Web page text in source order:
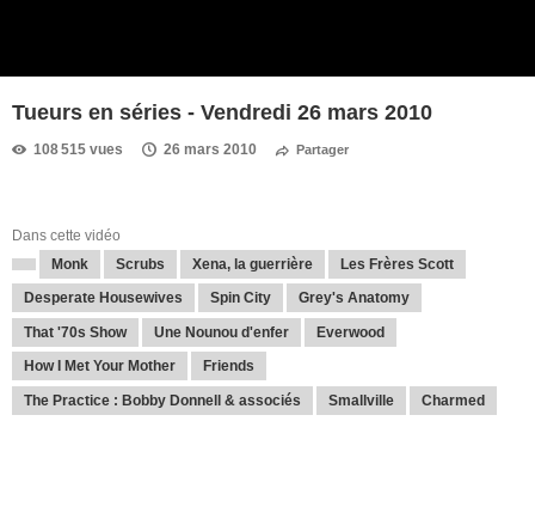
Tueurs en séries - Vendredi 26 mars 2010
108 515 vues 26 mars 2010 Partager
Dans cette vidéo
Monk
Scrubs Xena, la guerrière Les Frères Scott
Desperate Housewives Spin City Grey's Anatomy
That '70s Show Une Nounou d'enfer Everwood
How I Met Your Mother Friends
The Practice : Bobby Donnell & associés Smallville Charmed